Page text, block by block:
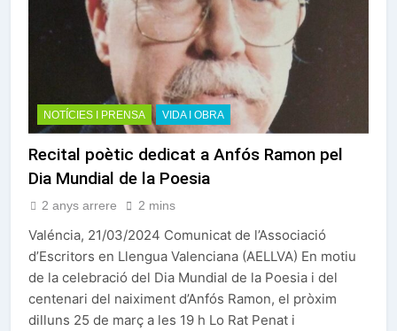
NOTÍCIES I PRENSA VIDA I OBRA
Recital poètic dedicat a Anfós Ramon pel
Dia Mundial de la Poesia
2 anys arrere 2 mins
Valéncia, 21/03/2024 Comunicat de l’Associació
d’Escritors en Llengua Valenciana (AELLVA) En motiu
de la celebració del Dia Mundial de la Poesia i del
centenari del naiximent d’Anfós Ramon, el pròxim
dilluns 25 de març a les 19 h Lo Rat Penat i